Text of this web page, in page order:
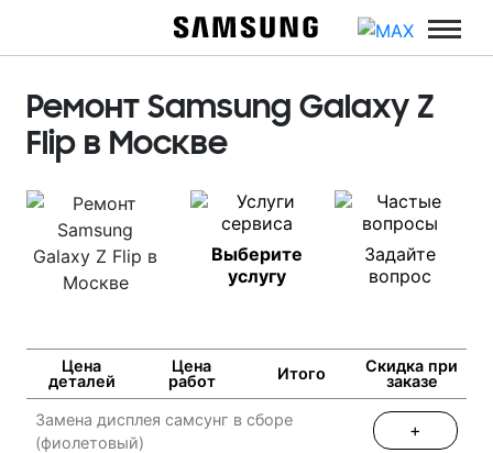
Ремонт Samsung Galaxy Z
Flip в Москве
Выберите
услугу
Задайте
вопрос
Цена
деталей
Цена
работ
Итого
Скидка при
заказе
Замена дисплея самсунг в сборе
(фиолетовый)
+